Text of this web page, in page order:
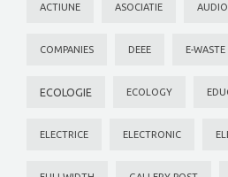
ACTIUNE ASOCIATIE
COMPANIES DEEE E-WASTE
ECOLOGIE ECOLOGY
ELECTRICE ELECTRONIC